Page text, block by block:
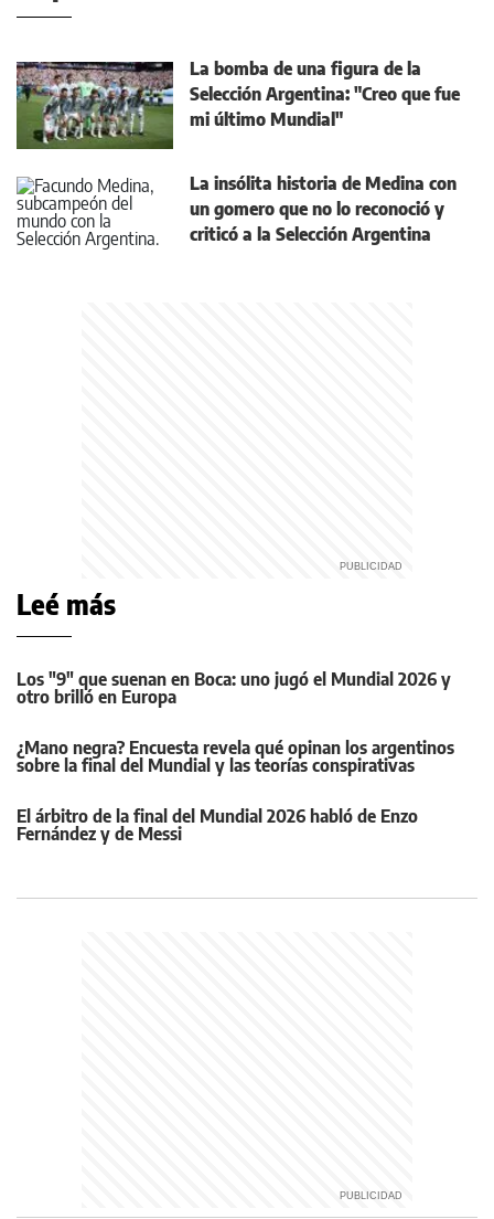
La bomba de una figura de la
Selección Argentina: "Creo que fue
mi último Mundial"
La insólita historia de Medina con
un gomero que no lo reconoció y
criticó a la Selección Argentina
Leé más
Los "9" que suenan en Boca: uno jugó el Mundial 2026 y
otro brilló en Europa
¿Mano negra? Encuesta revela qué opinan los argentinos
sobre la final del Mundial y las teorías conspirativas
El árbitro de la final del Mundial 2026 habló de Enzo
Fernández y de Messi